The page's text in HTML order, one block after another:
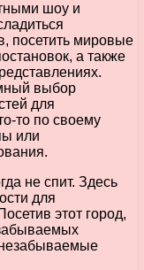
шоу и
посетить мировые
а также
выбор
для
то по своему
или
не спит. Здесь
для
этот город,
незабываемые